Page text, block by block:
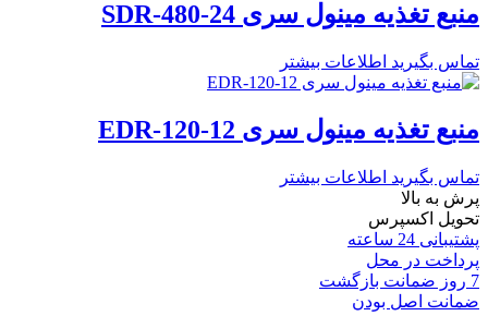
منبع تغذیه مینول سری SDR-480-24
تماس بگیرید اطلاعات بیشتر
منبع تغذیه مینول سری EDR-120-12
تماس بگیرید اطلاعات بیشتر
پرش به بالا
تحویل اکسپرس
پشتیبانی 24 ساعته
پرداخت در محل
7 روز ضمانت بازگشت
ضمانت اصل بودن